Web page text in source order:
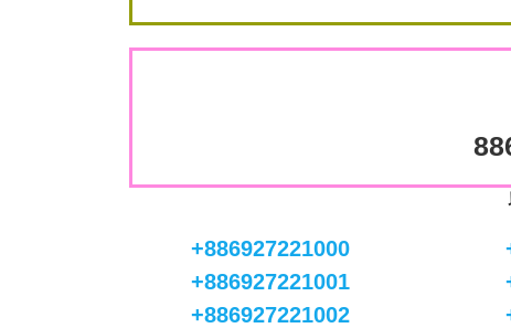
+886927221000
+886927221001
+886927221002